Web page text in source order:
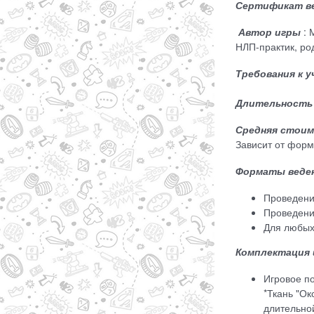
Сертификат
Автор игры :
НЛП-практик,
Требования к
Средняя
Зависит от
Форматы
Для любых
Комплектация
Игровое
*Ткань